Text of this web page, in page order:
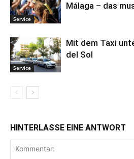
Service
Málaga – das
Service
Mit dem Taxi
del Sol
HINTERLASSE EINE ANTWORT